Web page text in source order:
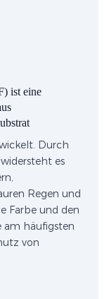
ist eine
Durch
es
Regen und
Farbe und den
am häufigsten
von